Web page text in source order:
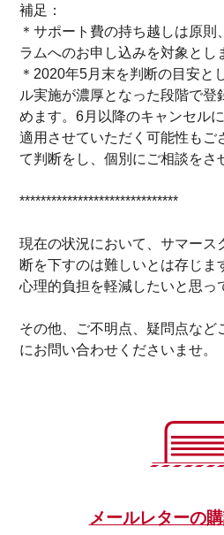
補足：
＊サポート費の持ち越しは原
ラムへのお申し込みを対象とし
＊2020年5月末を判断の目安と
ル実施が濃厚となった段階で登
めます。6月以降のキャンセル
適用させていただく可能性もご
て判断をし、個別にご相談をさ
******************************
現在の状況において、サマース
断を下すのは難しいとは存じま
心理的負担を軽減したいと思っ
その他、ご不明点、疑問点など
にお問い合わせくださいませ。
メールレターの